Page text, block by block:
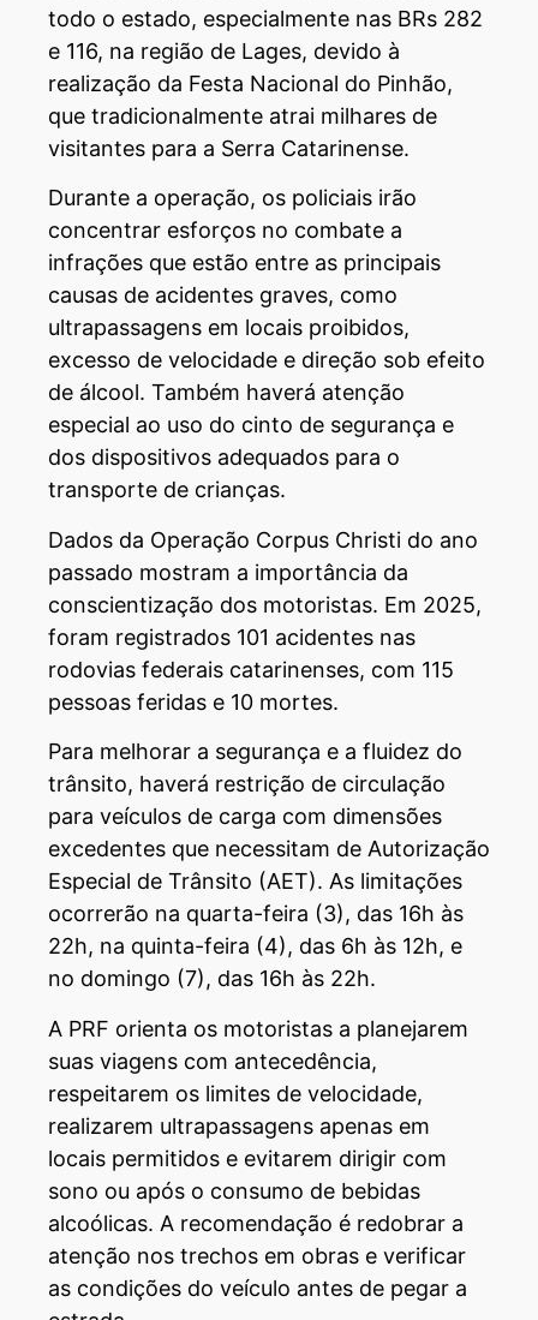
todo o estado, especialmente nas BRs 282
e 116, na região de Lages, devido à
realização da Festa Nacional do Pinhão,
que tradicionalmente atrai milhares de
visitantes para a Serra Catarinense.
Durante a operação, os policiais irão
concentrar esforços no combate a
infrações que estão entre as principais
causas de acidentes graves, como
ultrapassagens em locais proibidos,
excesso de velocidade e direção sob efeito
de álcool. Também haverá atenção
especial ao uso do cinto de segurança e
dos dispositivos adequados para o
transporte de crianças.
Dados da Operação Corpus Christi do ano
passado mostram a importância da
conscientização dos motoristas. Em 2025,
foram registrados 101 acidentes nas
rodovias federais catarinenses, com 115
pessoas feridas e 10 mortes.
Para melhorar a segurança e a fluidez do
trânsito, haverá restrição de circulação
para veículos de carga com dimensões
excedentes que necessitam de Autorização
Especial de Trânsito (AET). As limitações
ocorrerão na quarta-feira (3), das 16h às
22h, na quinta-feira (4), das 6h às 12h, e
no domingo (7), das 16h às 22h.
A PRF orienta os motoristas a planejarem
suas viagens com antecedência,
respeitarem os limites de velocidade,
realizarem ultrapassagens apenas em
locais permitidos e evitarem dirigir com
sono ou após o consumo de bebidas
alcoólicas. A recomendação é redobrar a
atenção nos trechos em obras e verificar
as condições do veículo antes de pegar a